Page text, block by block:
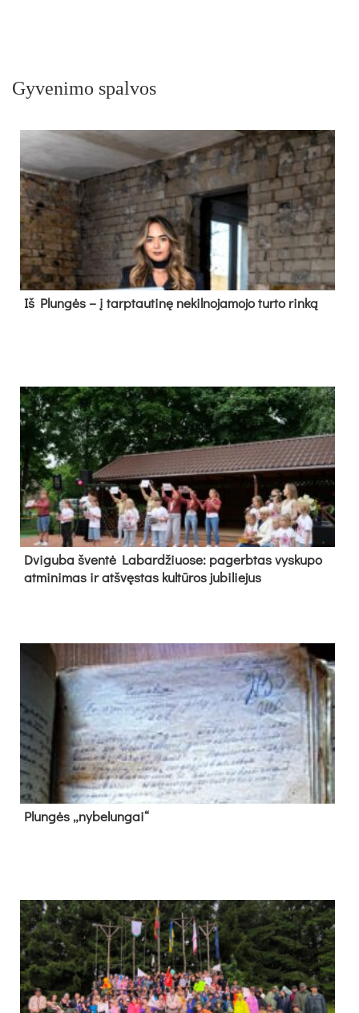
Gyvenimo spalvos
Iš Plungės – į tarptautinę nekilnojamojo turto rinką
Dvi­gu­ba šven­tė La­bar­džiuo­se: pa­gerb­tas vys­ku­po
at­mi­ni­mas ir at­švęs­tas kul­tū­ros ju­bi­lie­jus
Plun­gės „ny­be­lun­gai“